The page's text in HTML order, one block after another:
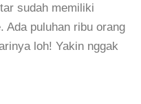
sudah memiliki
Ada puluhan ribu orang
loh! Yakin nggak